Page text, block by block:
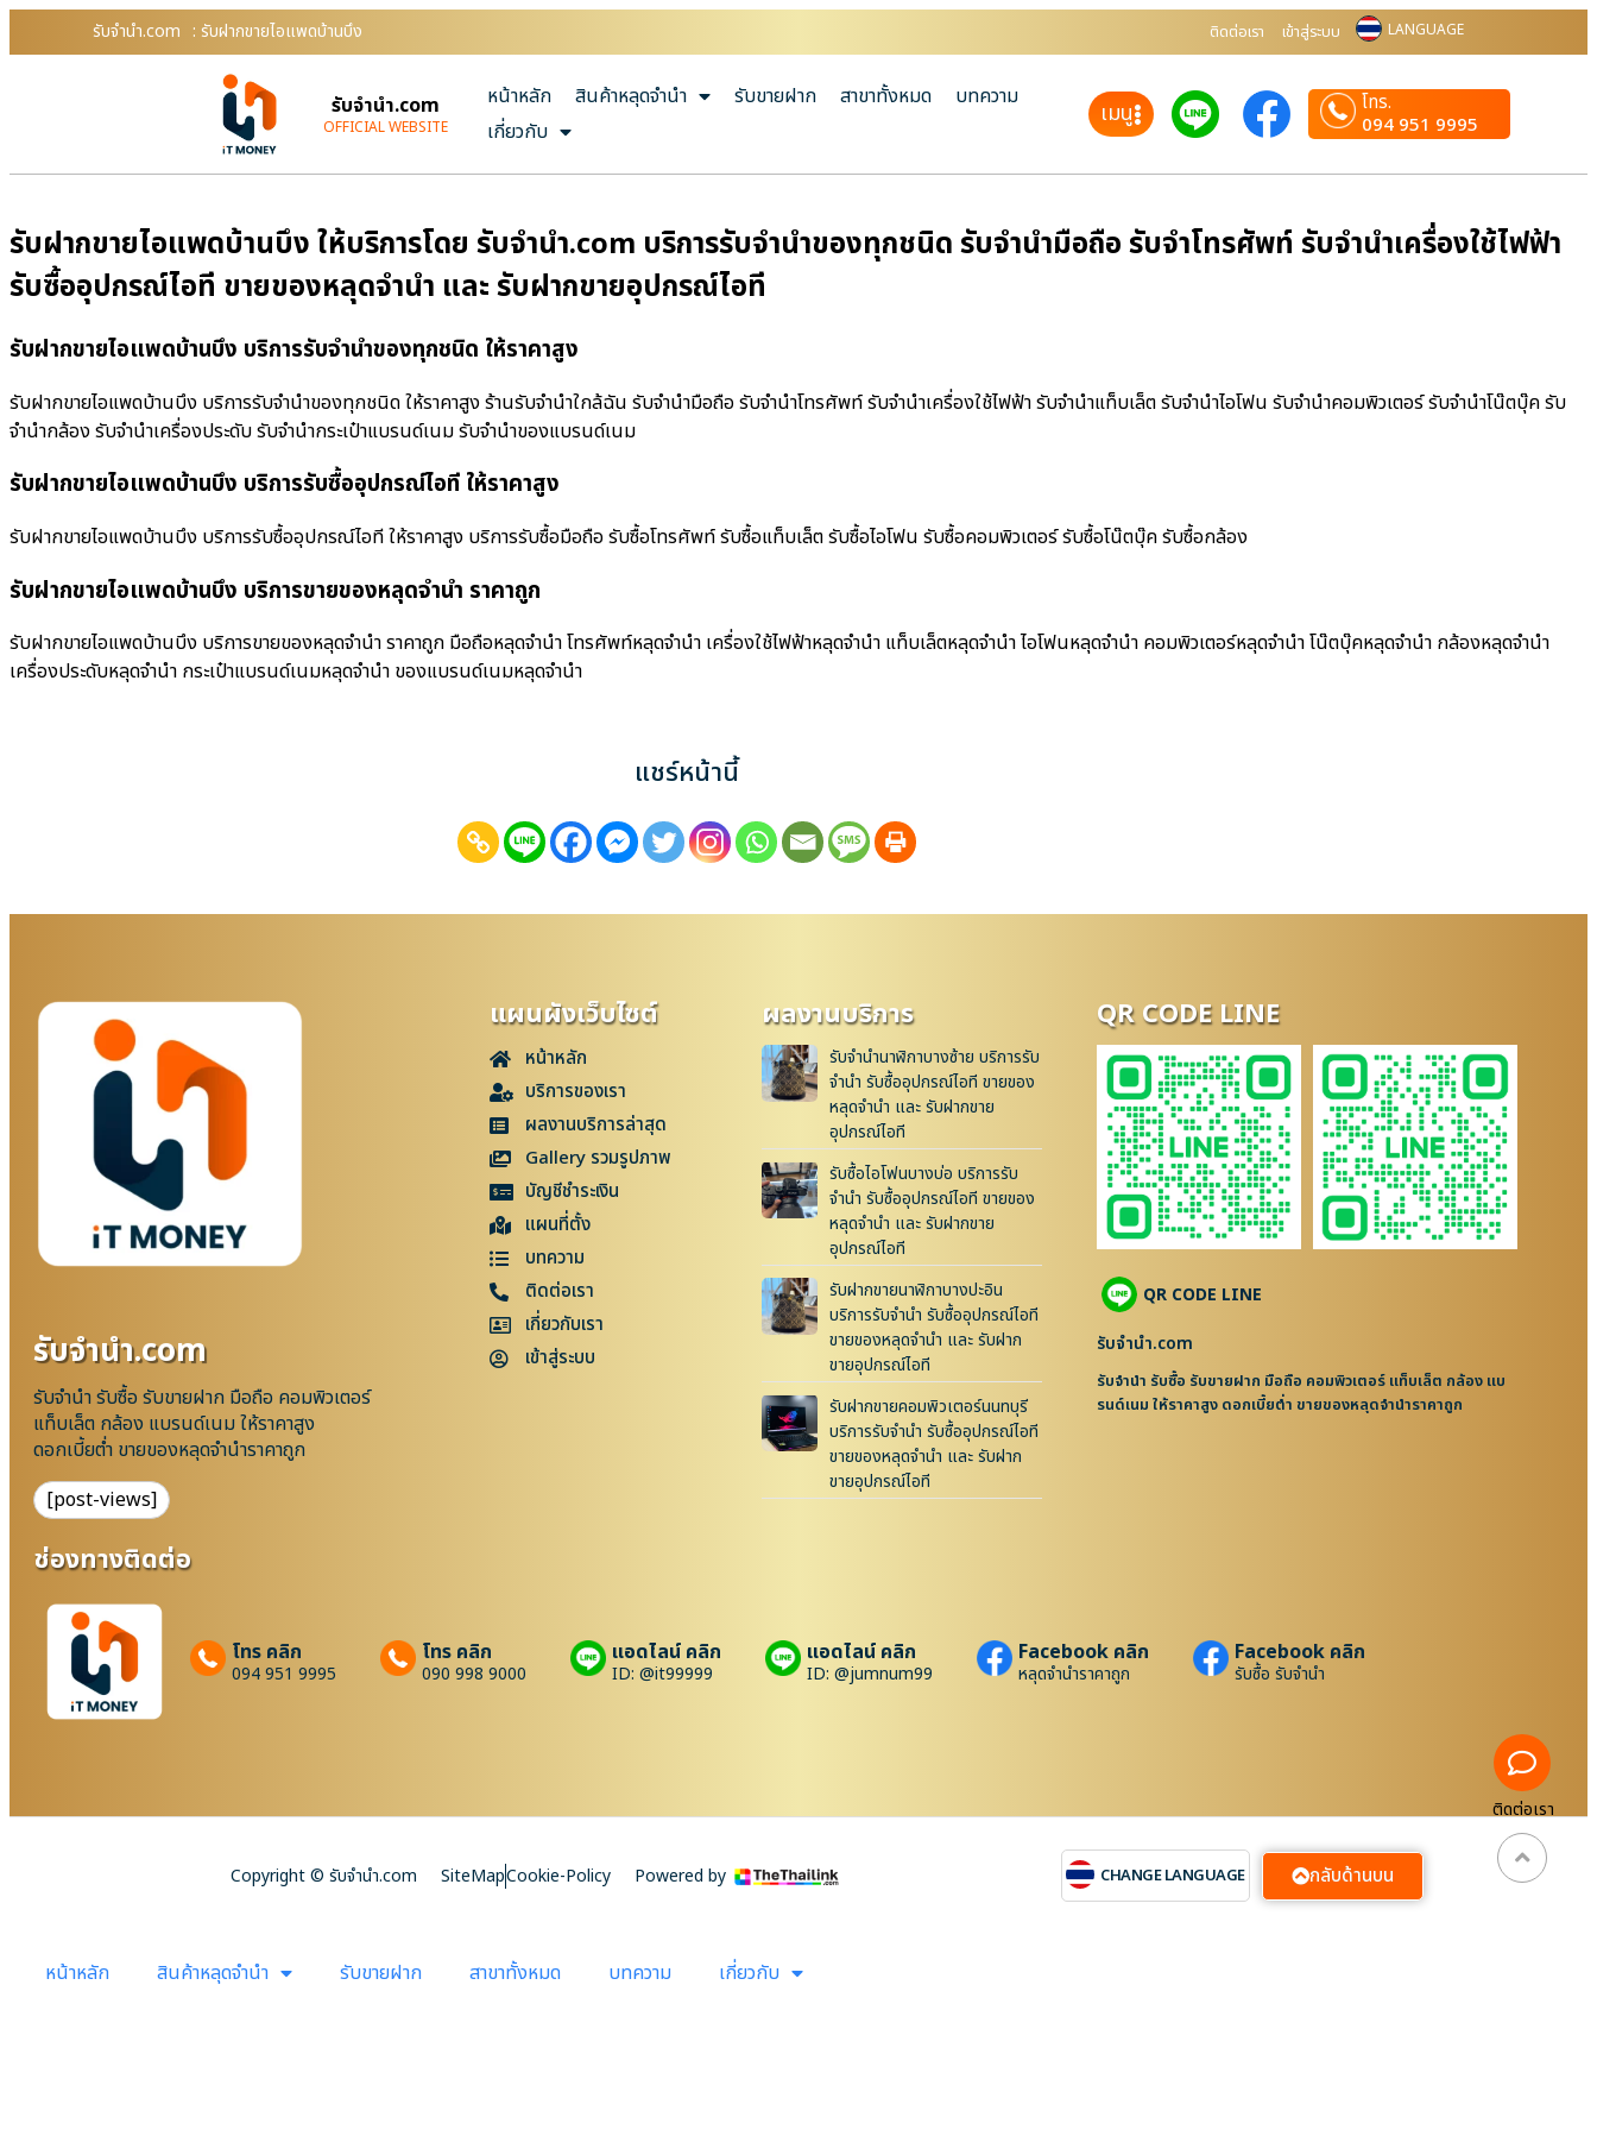
รับจํานํา.com : รับฝากขายไอแพดบ้านบึง ติดต่อเรา เข้าสู่ระบบ LANGUAGE
รับจํานํา.com
OFFICIAL WEBSITE
หน้าหลัก สินค้าหลุดจำนำ รับขายฝาก สาขาทั้งหมด
บทความ
เกี่ยวกับ
เมนู
โทร.
094 951 9995
รับฝากขายไอแพดบ้านบึง ให้บริการโดย รับจํานํา.com บริการรับจำนำของทุกชนิด รับจำนำมือถือ รับจำโทรศัพท์ รับจำนำเครื่องใช้ไฟฟ้า
รับซื้ออุปกรณ์ไอที ขายของหลุดจำนำ และ รับฝากขายอุปกรณ์ไอที
รับฝากขายไอแพดบ้านบึง บริการรับจำนำของทุกชนิด ให้ราคาสูง
รับฝากขายไอแพดบ้านบึง บริการรับจำนำของทุกชนิด ให้ราคาสูง ร้านรับจํานําใกล้ฉัน รับจำนำมือถือ รับจำนำโทรศัพท์ รับจำนำเครื่องใช้ไฟฟ้า รับจำนำแท็บเล็ต รับจำนำไอโฟน รับจำนำคอมพิวเตอร์ รับจำนำโน๊ตบุ๊ค รับ
จำนำกล้อง รับจำนำเครื่องประดับ รับจำนำกระเป๋าแบรนด์เนม รับจำนำของแบรนด์เนม
รับฝากขายไอแพดบ้านบึง บริการรับซื้ออุปกรณ์ไอที ให้ราคาสูง
รับฝากขายไอแพดบ้านบึง บริการรับซื้ออุปกรณ์ไอที ให้ราคาสูง บริการรับซื้อมือถือ รับซื้อโทรศัพท์ รับซื้อแท็บเล็ต รับซื้อไอโฟน รับซื้อคอมพิวเตอร์ รับซื้อโน๊ตบุ๊ค รับซื้อกล้อง
รับฝากขายไอแพดบ้านบึง บริการขายของหลุดจำนำ ราคาถูก
รับฝากขายไอแพดบ้านบึง บริการขายของหลุดจำนำ ราคาถูก มือถือหลุดจำนำ โทรศัพท์หลุดจำนำ เครื่องใช้ไฟฟ้าหลุดจำนำ แท็บเล็ตหลุดจำนำ ไอโฟนหลุดจำนำ คอมพิวเตอร์หลุดจำนำ โน๊ตบุ๊คหลุดจำนำ กล้องหลุดจำนำ
เครื่องประดับหลุดจำนำ กระเป๋าแบรนด์เนมหลุดจำนำ ของแบรนด์เนมหลุดจำนำ
แชร์หน้านี้
รับจํานํา.com
รับจำนำ รับซื้อ รับขายฝาก มือถือ คอมพิวเตอร์
แท็บเล็ต กล้อง แบรนด์เนม ให้ราคาสูง
ดอกเบี้ยต่ำ ขายของหลุดจำนำราคาถูก
[post-views]
แผนผังเว็บไซต์
หน้าหลัก
บริการของเรา
ผลงานบริการล่าสุด
Gallery รวมรูปภาพ
บัญชีชำระเงิน
แผนที่ตั้ง
บทความ
ติดต่อเรา
เกี่ยวกับเรา
เข้าสู่ระบบ
ผลงานบริการ
รับจำนำนาฬิกาบางซ้าย บริการรับ
จำนำ รับซื้ออุปกรณ์ไอที ขายของ
หลุดจำนำ และ รับฝากขาย
อุปกรณ์ไอที
รับซื้อไอโฟนบางบ่อ บริการรับ
จำนำ รับซื้ออุปกรณ์ไอที ขายของ
หลุดจำนำ และ รับฝากขาย
อุปกรณ์ไอที
รับฝากขายนาฬิกาบางปะอิน
บริการรับจำนำ รับซื้ออุปกรณ์ไอที
ขายของหลุดจำนำ และ รับฝาก
ขายอุปกรณ์ไอที
รับฝากขายคอมพิวเตอร์นนทบุรี
บริการรับจำนำ รับซื้ออุปกรณ์ไอที
ขายของหลุดจำนำ และ รับฝาก
ขายอุปกรณ์ไอที
QR CODE LINE
QR CODE LINE
รับจํานํา.com
รับจำนำ รับซื้อ รับขายฝาก มือถือ คอมพิวเตอร์ แท็บเล็ต กล้อง แบ
รนด์เนม ให้ราคาสูง ดอกเบี้ยต่ำ ขายของหลุดจำนำราคาถูก
ช่องทางติดต่อ
โทร คลิก
094 951 9995
โทร คลิก
090 998 9000
แอดไลน์ คลิก
ID: @it99999
แอดไลน์ คลิก
ID: @jumnum99
Facebook คลิก
หลุดจำนำราคาถูก
Facebook คลิก
รับซื้อ รับจำนำ
Copyright © รับจํานํา.com SiteMapCookie-Policy Powered by CHANGE LANGUAGE กลับด้านบน
ติดต่อเรา
หน้าหลัก สินค้าหลุดจำนำ รับขายฝาก สาขาทั้งหมด บทความ เกี่ยวกับ